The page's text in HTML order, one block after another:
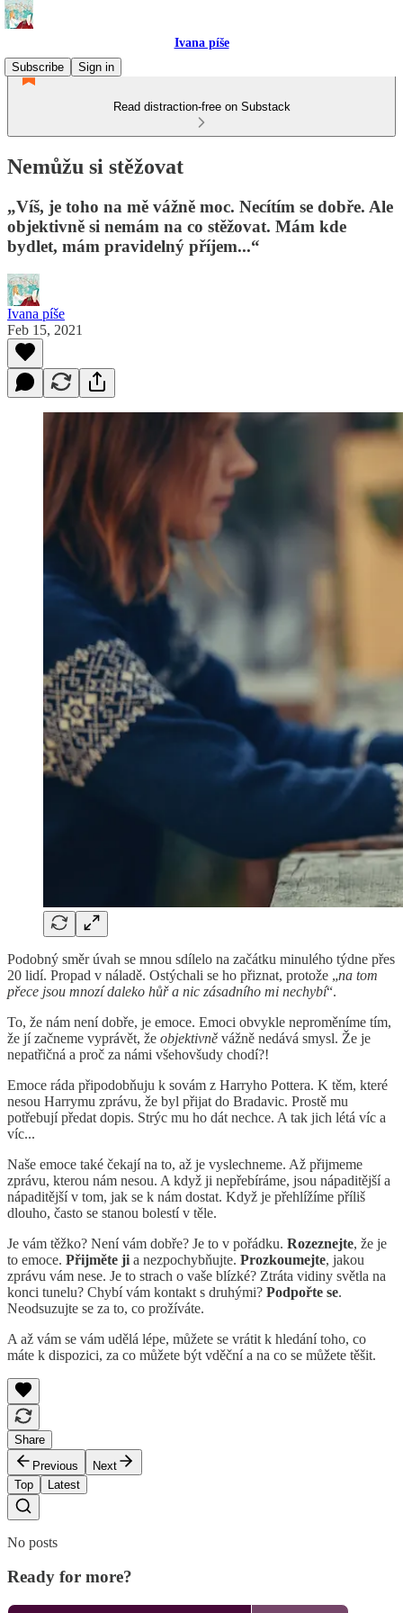
Ivana píše
Subscribe
Sign in
Read distraction-free on Substack
Nemůžu si stěžovat
„Víš, je toho na mě vážně moc. Necítím se dobře. Ale
objektivně si nemám na co stěžovat. Mám kde
bydlet, mám pravidelný příjem...“
Ivana píše
Feb 15, 2021
Podobný směr úvah se mnou sdílelo na začátku minulého týdne přes
20 lidí. Propad v náladě. Ostýchali se ho přiznat, protože „na tom
přece jsou mnozí daleko hůř a nic zásadního mi nechybí“.
To, že nám není dobře, je emoce. Emoci obvykle neproměníme tím,
že jí začneme vyprávět, že objektivně vážně nedává smysl. Že je
nepatřičná a proč za námi všehovšudy chodí?!
Emoce ráda připodobňuju k sovám z Harryho Pottera. K těm, které
nesou Harrymu zprávu, že byl přijat do Bradavic. Prostě mu
potřebují předat dopis. Strýc mu ho dát nechce. A tak jich létá víc a
víc...
Naše emoce také čekají na to, až je vyslechneme. Až přijmeme
zprávu, kterou nám nesou. A když ji nepřebíráme, jsou nápaditější a
nápaditější v tom, jak se k nám dostat. Když je přehlížíme příliš
dlouho, často se stanou bolestí v těle.
Je vám těžko? Není vám dobře? Je to v pořádku. Rozeznejte, že je
to emoce. Přijměte ji a nezpochybňujte. Prozkoumejte, jakou
zprávu vám nese. Je to strach o vaše blízké? Ztráta vidiny světla na
konci tunelu? Chybí vám kontakt s druhými? Podpořte se.
Neodsuzujte se za to, co prožíváte.
A až vám se vám udělá lépe, můžete se vrátit k hledání toho, co
máte k dispozici, za co můžete být vděční a na co se můžete těšit.
Share
Previous
Next
Top
Latest
No posts
Ready for more?